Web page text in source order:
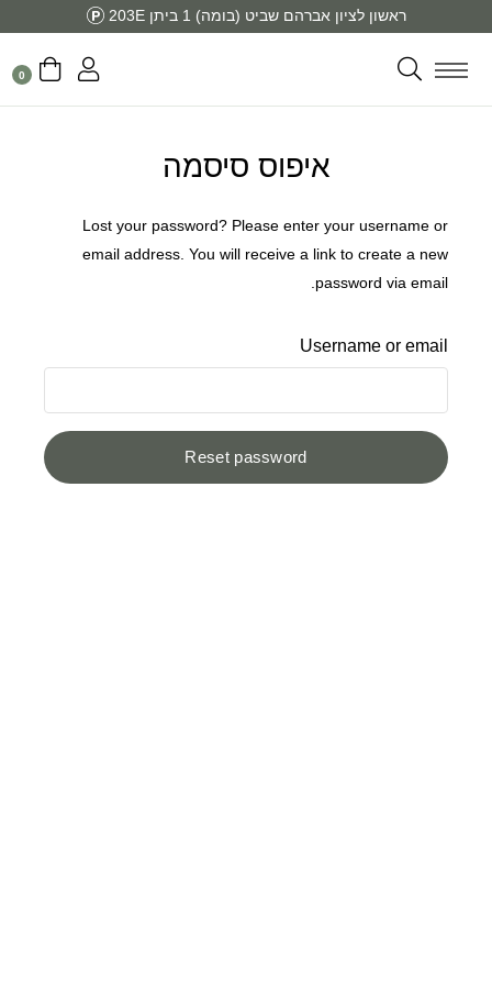
ראשון לציון אברהם שביט (בומה) 1 ביתן 203E
0
איפוס סיסמה
Lost your password? Please enter your username or
email address. You will receive a link to create a new
password via email.
Username or email
Reset password